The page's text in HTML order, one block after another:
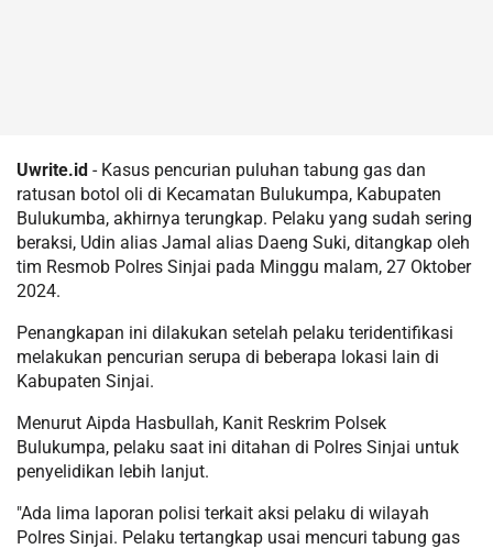
Uwrite.id - Kasus pencurian puluhan tabung gas dan
ratusan botol oli di Kecamatan Bulukumpa, Kabupaten
Bulukumba, akhirnya terungkap. Pelaku yang sudah sering
beraksi, Udin alias Jamal alias Daeng Suki, ditangkap oleh
tim Resmob Polres Sinjai pada Minggu malam, 27 Oktober
2024.
Penangkapan ini dilakukan setelah pelaku teridentifikasi
melakukan pencurian serupa di beberapa lokasi lain di
Kabupaten Sinjai.
Menurut Aipda Hasbullah, Kanit Reskrim Polsek
Bulukumpa, pelaku saat ini ditahan di Polres Sinjai untuk
penyelidikan lebih lanjut.
"Ada lima laporan polisi terkait aksi pelaku di wilayah
Polres Sinjai. Pelaku tertangkap usai mencuri tabung gas